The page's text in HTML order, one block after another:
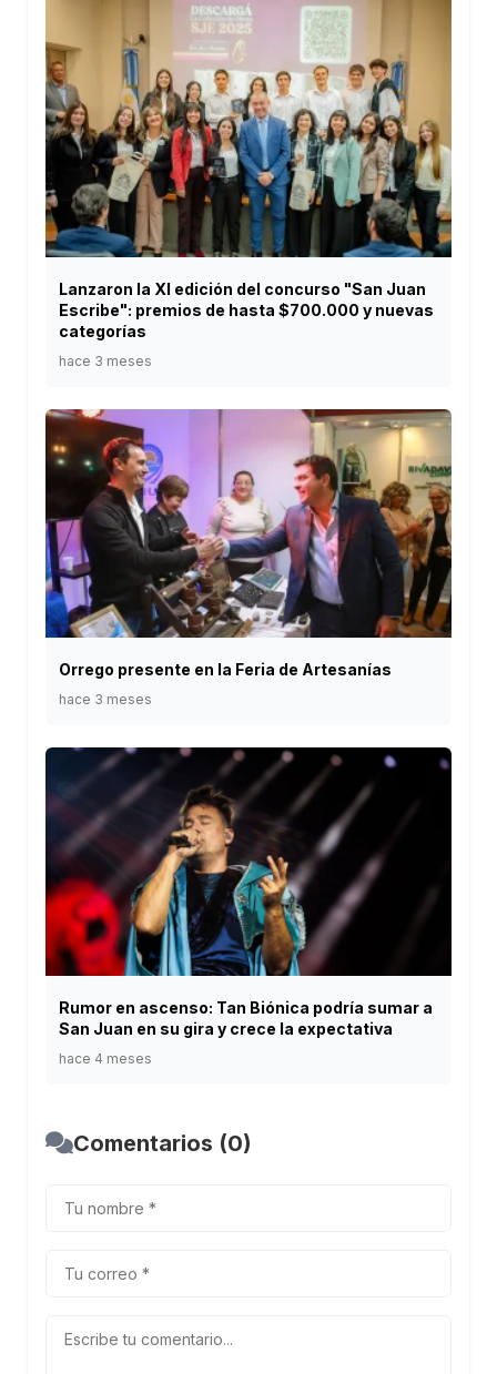
Lanzaron la XI edición del concurso "San Juan
Escribe": premios de hasta $700.000 y nuevas
categorías
hace 3 meses
Orrego presente en la Feria de Artesanías
hace 3 meses
Rumor en ascenso: Tan Biónica podría sumar a
San Juan en su gira y crece la expectativa
hace 4 meses
Comentarios (0)